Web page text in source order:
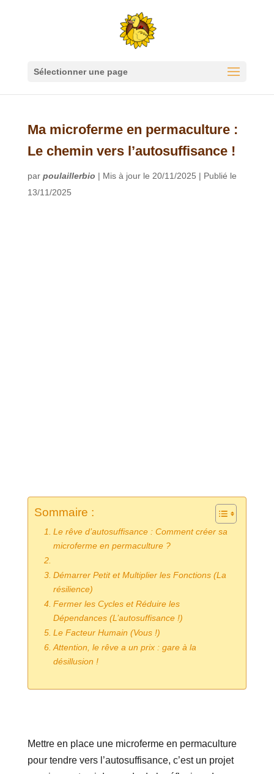
Sélectionner une page
Ma microferme en permaculture :
Le chemin vers l’autosuffisance !
par poulaillerbio | Mis à jour le 20/11/2025 | Publié le
13/11/2025
Sommaire :
Le rêve d’autosuffisance : Comment créer sa
microferme en permaculture ?
Démarrer Petit et Multiplier les Fonctions (La
résilience)
Fermer les Cycles et Réduire les
Dépendances (L’autosuffisance !)
Le Facteur Humain (Vous !)
Attention, le rêve a un prix : gare à la
désillusion !
Mettre en place une microferme en permaculture
pour tendre vers l’autosuffisance, c’est un projet